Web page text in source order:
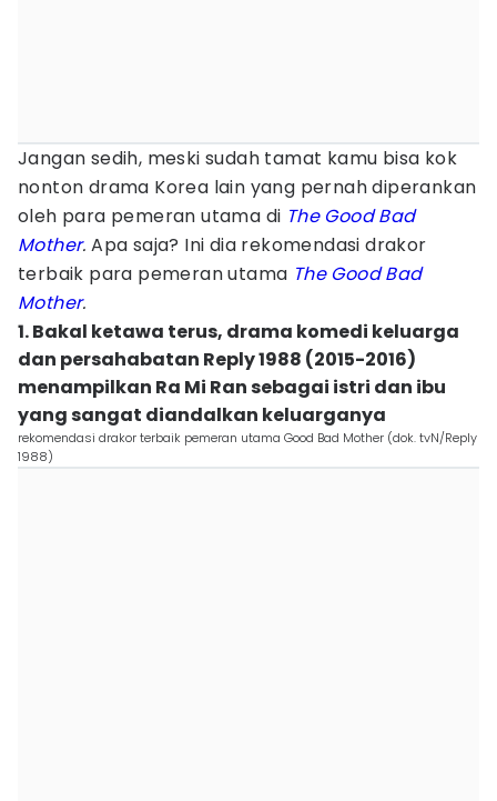
Jangan sedih, meski sudah tamat kamu bisa kok
nonton drama Korea lain yang pernah diperankan
oleh para pemeran utama di The Good Bad
Mother. Apa saja? Ini dia rekomendasi drakor
terbaik para pemeran utama The Good Bad
Mother.
1. Bakal ketawa terus, drama komedi keluarga
dan persahabatan Reply 1988 (2015-2016)
menampilkan Ra Mi Ran sebagai istri dan ibu
yang sangat diandalkan keluarganya
rekomendasi drakor terbaik pemeran utama Good Bad Mother (dok. tvN/Reply
1988)